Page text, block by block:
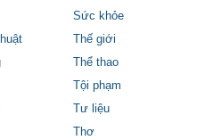
Sức khỏe
Thế giới
Thể thao
Tội phạm
Tư liệu
Thơ